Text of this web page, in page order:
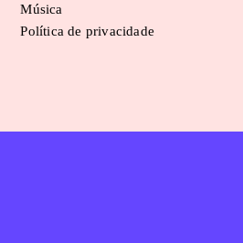
Música
Política de privacidade